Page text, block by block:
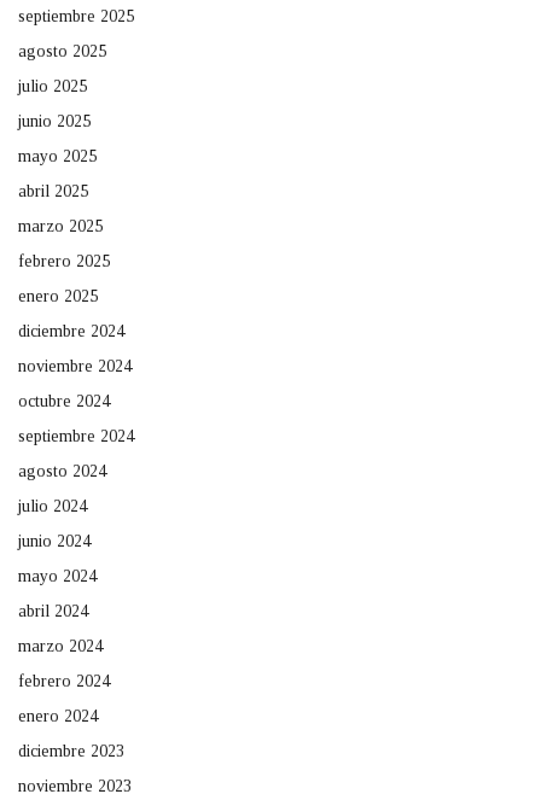
septiembre 2025
agosto 2025
julio 2025
junio 2025
mayo 2025
abril 2025
marzo 2025
febrero 2025
enero 2025
diciembre 2024
noviembre 2024
octubre 2024
septiembre 2024
agosto 2024
julio 2024
junio 2024
mayo 2024
abril 2024
marzo 2024
febrero 2024
enero 2024
diciembre 2023
noviembre 2023